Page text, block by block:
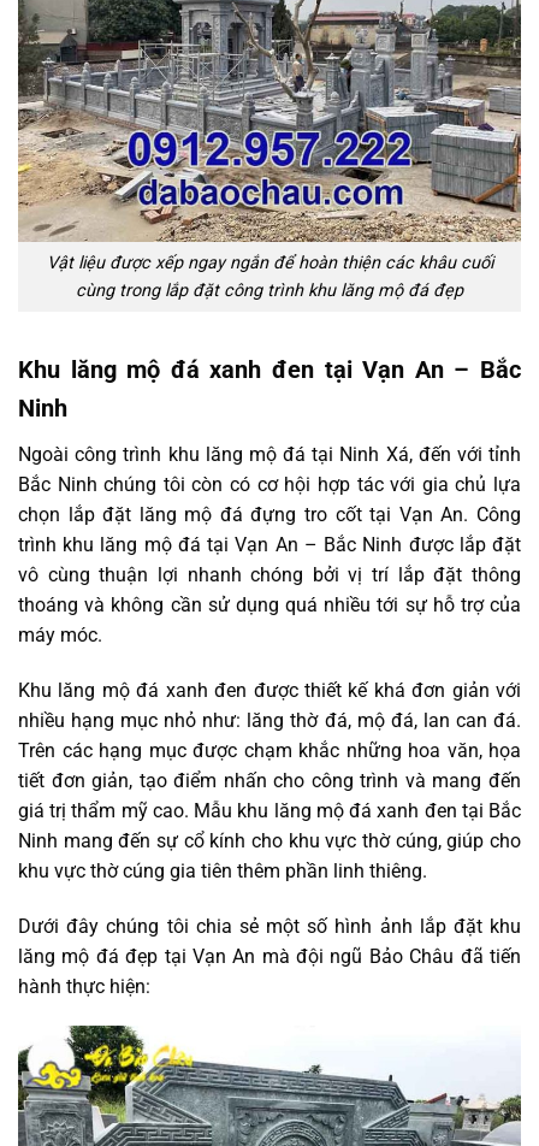
Vật liệu được xếp ngay ngắn để hoàn thiện các khâu cuối
cùng trong lắp đặt công trình khu lăng mộ đá đẹp
Khu lăng mộ đá xanh đen tại Vạn An – Bắc
Ninh
Ngoài công trình khu lăng mộ đá tại Ninh Xá, đến với tỉnh
Bắc Ninh chúng tôi còn có cơ hội hợp tác với gia chủ lựa
chọn lắp đặt lăng mộ đá đựng tro cốt tại Vạn An. Công
trình khu lăng mộ đá tại Vạn An – Bắc Ninh được lắp đặt
vô cùng thuận lợi nhanh chóng bởi vị trí lắp đặt thông
thoáng và không cần sử dụng quá nhiều tới sự hỗ trợ của
máy móc.
Khu lăng mộ đá xanh đen được thiết kế khá đơn giản với
nhiều hạng mục nhỏ như: lăng thờ đá, mộ đá, lan can đá.
Trên các hạng mục được chạm khắc những hoa văn, họa
tiết đơn giản, tạo điểm nhấn cho công trình và mang đến
giá trị thẩm mỹ cao. Mẫu khu lăng mộ đá xanh đen tại Bắc
Ninh mang đến sự cổ kính cho khu vực thờ cúng, giúp cho
khu vực thờ cúng gia tiên thêm phần linh thiêng.
Dưới đây chúng tôi chia sẻ một số hình ảnh lắp đặt khu
lăng mộ đá đẹp tại Vạn An mà đội ngũ Bảo Châu đã tiến
hành thực hiện: